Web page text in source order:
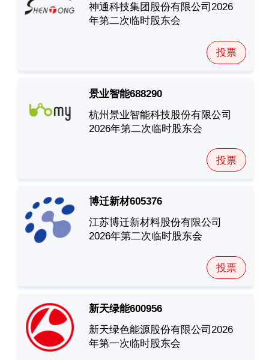
神通科技集团股份有限公司2026
年第二次临时股东会
投票
景业智能688290
杭州景业智能科技股份有限公司
2026年第二次临时股东会
投票
博迁新材605376
江苏博迁新材料股份有限公司
2026年第二次临时股东会
投票
新天绿能600956
新天绿色能源股份有限公司2026
年第一次临时股东会